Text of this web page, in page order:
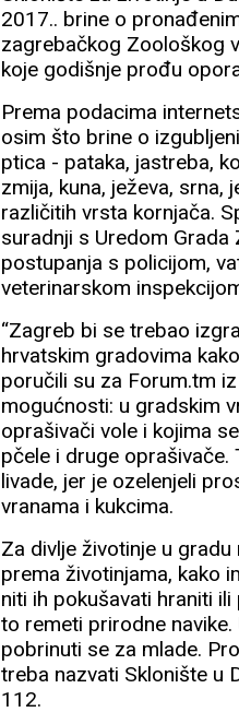
2017.. brine o
zagrebačkog Zoološkog
koje godišnje prođu
Prema podacima
osim što brine o
ptica - pataka, jastreba,
zmija, kuna, ježeva, srna,
različitih vrsta kornjača.
suradnji s Uredom
postupanja s policijom,
veterinarskom
“Zagreb bi se trebao
hrvatskim gradovima
poručili su za Forum.tm
mogućnosti: u gradskim
oprašivači vole i kojima
pčele i druge
livade, jer je ozelenjeli
vranama i kukcima.
Za divlje životinje u
prema životinjama, kako
niti ih pokušavati hraniti
to remeti prirodne
pobrinuti se za mlade.
treba nazvati Sklonište u
112.